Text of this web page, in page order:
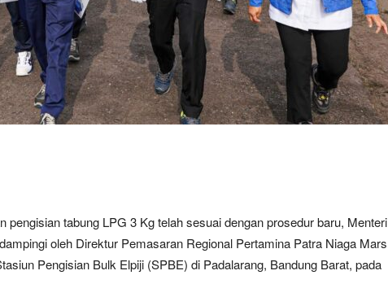
pengisian tabung LPG 3 Kg telah sesuai dengan prosedur baru, Menteri
oleh Direktur Pemasaran Regional Pertamina Patra Niaga Mars
Pengisian Bulk Elpiji (SPBE) di Padalarang, Bandung Barat, pada